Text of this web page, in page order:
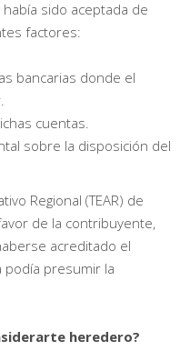
sido aceptada de
factores:
bancarias donde el
cuentas.
sobre la disposición del
Regional (TEAR) de
de la contribuyente,
acreditado el
podía presumir la
heredero?